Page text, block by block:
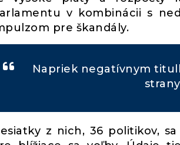
v kombinácii s
pre škandály.
Napriek negatívnym
z nich, 36 politikov,